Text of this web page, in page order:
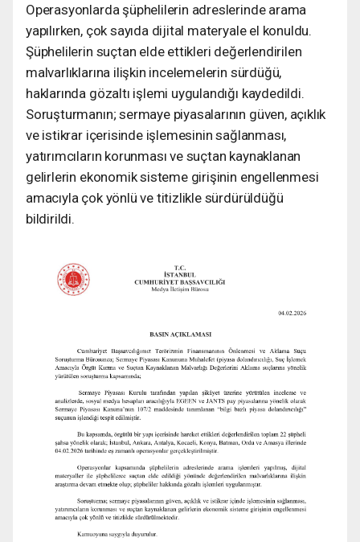
Operasyonlarda şüphelilerin adreslerinde arama
yapılırken, çok sayıda dijital materyale el konuldu.
Şüphelilerin suçtan elde ettikleri değerlendirilen
malvarlıklarına ilişkin incelemelerin sürdüğü,
haklarında gözaltı işlemi uygulandığı kaydedildi.
Soruşturmanın; sermaye piyasalarının güven, açıklık
ve istikrar içerisinde işlemesinin sağlanması,
yatırımcıların korunması ve suçtan kaynaklanan
gelirlerin ekonomik sisteme girişinin engellenmesi
amacıyla çok yönlü ve titizlikle sürdürüldüğü
bildirildi.